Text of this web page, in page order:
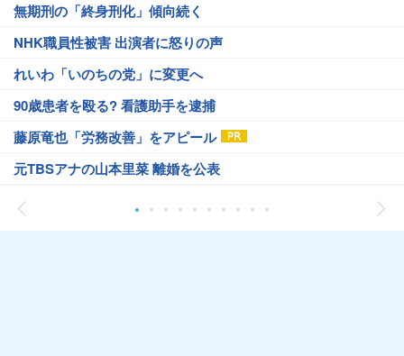
無期刑の「終身刑化」傾向続く
NHK職員性被害 出演者に怒りの声
れいわ「いのちの党」に変更へ
90歳患者を殴る? 看護助手を逮捕
藤原竜也「労務改善」をアピール
元TBSアナの山本里菜 離婚を公表